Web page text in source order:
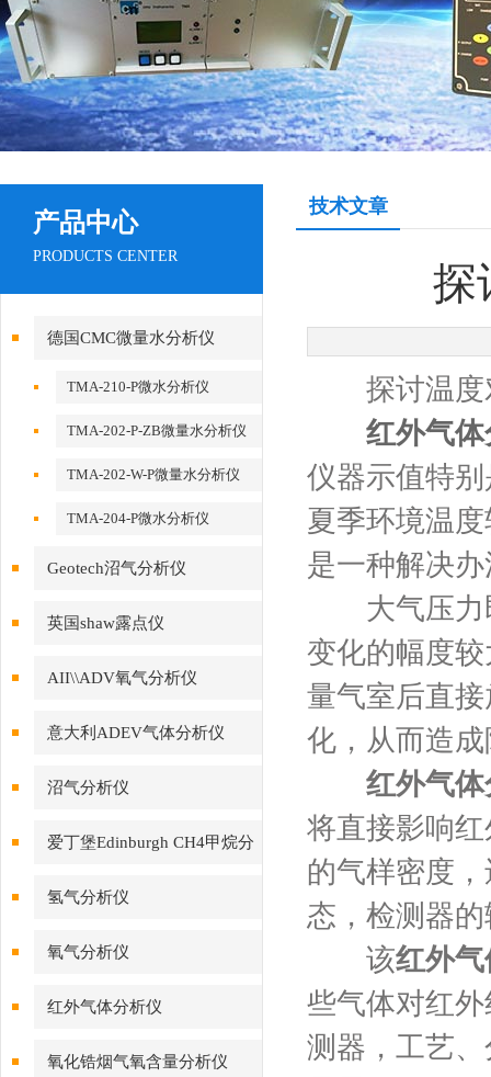
产品中心
PRODUCTS CENTER
德国CMC微量水分析仪
TMA-210-P微水分析仪
TMA-202-P-ZB微量水分析仪
TMA-202-W-P微量水分析仪
TMA-204-P微水分析仪
Geotech沼气分析仪
英国shaw露点仪
AII\\ADV氧气分析仪
意大利ADEV气体分析仪
沼气分析仪
爱丁堡Edinburgh CH4甲烷分
析仪
氢气分析仪
氧气分析仪
红外气体分析仪
氧化锆烟气氧含量分析仪
技术文章
探
探讨温度
红外气
仪器示值特
夏季环境温
是一种解决
大气压力即
变化的幅度
量气室后直
化，从而造
红外气
将直接影响
的气样密度
态，检测器
该红外
些气体对红
测器，工艺